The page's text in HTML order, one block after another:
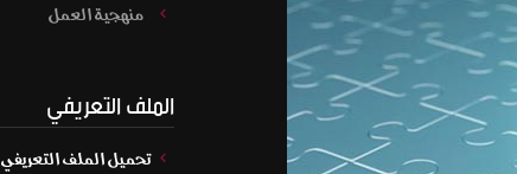
منهجية العمل
الملف التعريفي
تحميل الملف التعريفي